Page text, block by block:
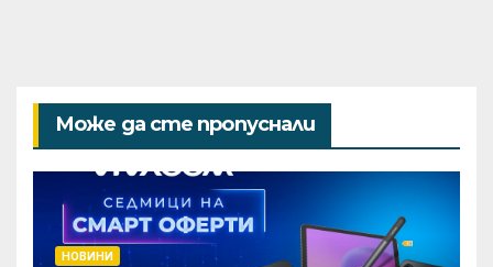
Може да сте пропуснали
НОВИНИ